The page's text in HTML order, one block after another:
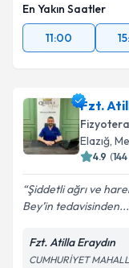
En Yakın Saatler
11:00
Fzt.
Elazığ,
4.9 (144
Şiddetli ağrı ve
Bey’in tedavisinden...
Fzt. Atilla Eraydın
CUMHURİYET